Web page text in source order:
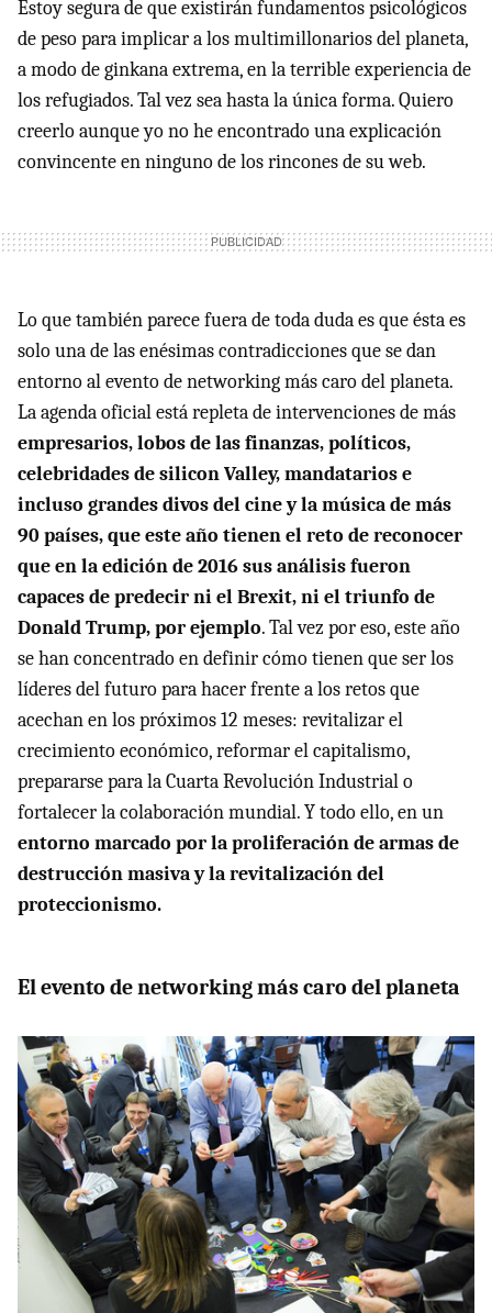
Estoy segura de que existirán fundamentos psicológicos
de peso para implicar a los multimillonarios del planeta,
a modo de ginkana extrema, en la terrible experiencia de
los refugiados. Tal vez sea hasta la única forma. Quiero
creerlo aunque yo no he encontrado una explicación
convincente en ninguno de los rincones de su web.
Lo que también parece fuera de toda duda es que ésta es
solo una de las enésimas contradicciones que se dan
entorno al evento de networking más caro del planeta.
La agenda oficial está repleta de intervenciones de más
empresarios, lobos de las finanzas, políticos,
celebridades de silicon Valley, mandatarios e
incluso grandes divos del cine y la música de más
90 países, que este año tienen el reto de reconocer
que en la edición de 2016 sus análisis fueron
capaces de predecir ni el Brexit, ni el triunfo de
Donald Trump, por ejemplo. Tal vez por eso, este año
se han concentrado en definir cómo tienen que ser los
líderes del futuro para hacer frente a los retos que
acechan en los próximos 12 meses: revitalizar el
crecimiento económico, reformar el capitalismo,
prepararse para la Cuarta Revolución Industrial o
fortalecer la colaboración mundial. Y todo ello, en un
entorno marcado por la proliferación de armas de
destrucción masiva y la revitalización del
proteccionismo.
El evento de networking más caro del planeta